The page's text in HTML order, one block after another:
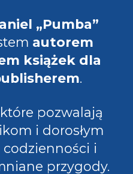
„Pumba”
autorem
książek dla
.
pozwalają
i dorosłym
i
przygody.